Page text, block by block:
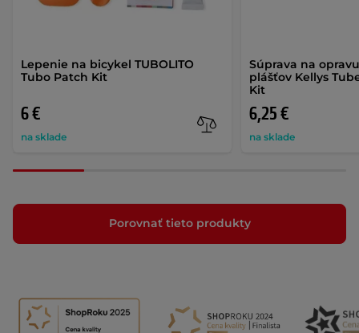
Lepenie na bicykel TUBOLITO
Tubo Patch Kit
6 €
na sklade
Súprava na
plášťov Kellys
Kit
6,25 €
na sklade
Porovnať tieto produkty